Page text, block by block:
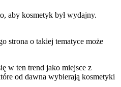
aby kosmetyk był wydajny.
strona o takiej tematyce może
w ten trend jako miejsce z
od dawna wybierają kosmetyki